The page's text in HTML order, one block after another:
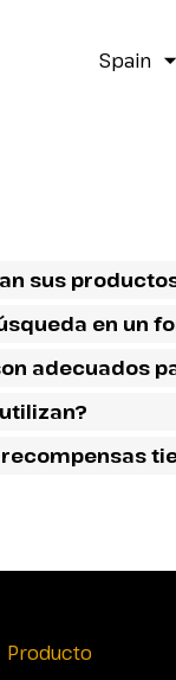
Spain
sus
en un
adecuados
Producto